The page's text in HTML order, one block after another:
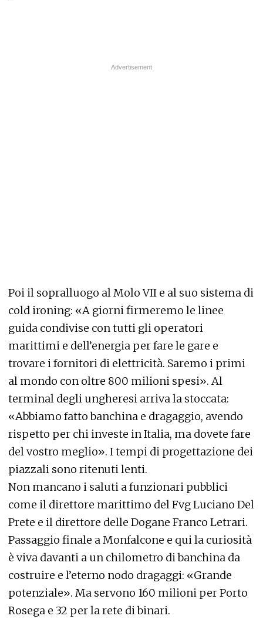
Poi il sopralluogo al Molo VII e al suo sistema di
cold ironing: «A giorni firmeremo le linee
guida condivise con tutti gli operatori
marittimi e dell’energia per fare le gare e
trovare i fornitori di elettricità. Saremo i primi
al mondo con oltre 800 milioni spesi». Al
terminal degli ungheresi arriva la stoccata:
«Abbiamo fatto banchina e dragaggio, avendo
rispetto per chi investe in Italia, ma dovete fare
del vostro meglio». I tempi di progettazione dei
piazzali sono ritenuti lenti.
Non mancano i saluti a funzionari pubblici
come il direttore marittimo del Fvg Luciano Del
Prete e il direttore delle Dogane Franco Letrari.
Passaggio finale a Monfalcone e qui la curiosità
è viva davanti a un chilometro di banchina da
costruire e l’eterno nodo dragaggi: «Grande
potenziale». Ma servono 160 milioni per Porto
Rosega e 32 per la rete di binari.